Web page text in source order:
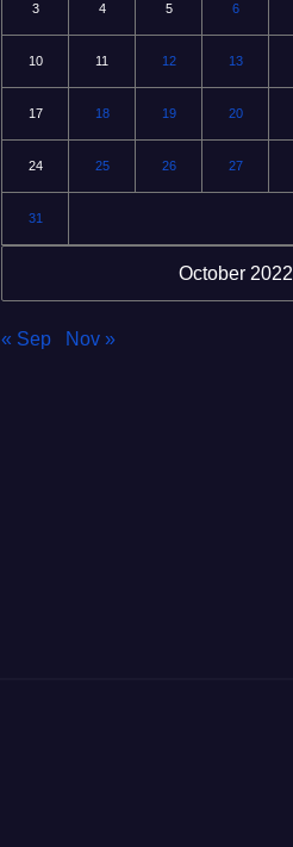
October 2022
3 4 5 6
10 11 12 13
17 18 19 20
24 25 26 27
31
« Sep Nov »